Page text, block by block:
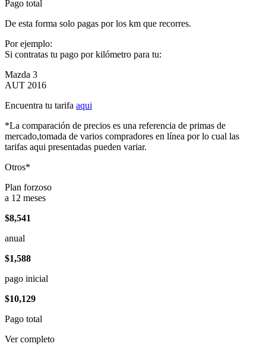
Pago total
De esta forma solo pagas por los km que recorres.
Por ejemplo:
Si contratas tu pago por kilómetro para tu:
Mazda 3
AUT 2016
Encuentra tu tarifa aqui
*La comparación de precios es una referencia de primas de
mercado,tomada de varios compradores en línea por lo cual las
tarifas aqui presentadas pueden variar.
Otros*
Plan forzoso
a 12 meses
$8,541
anual
$1,588
pago inicial
$10,129
Pago total
Ver completo